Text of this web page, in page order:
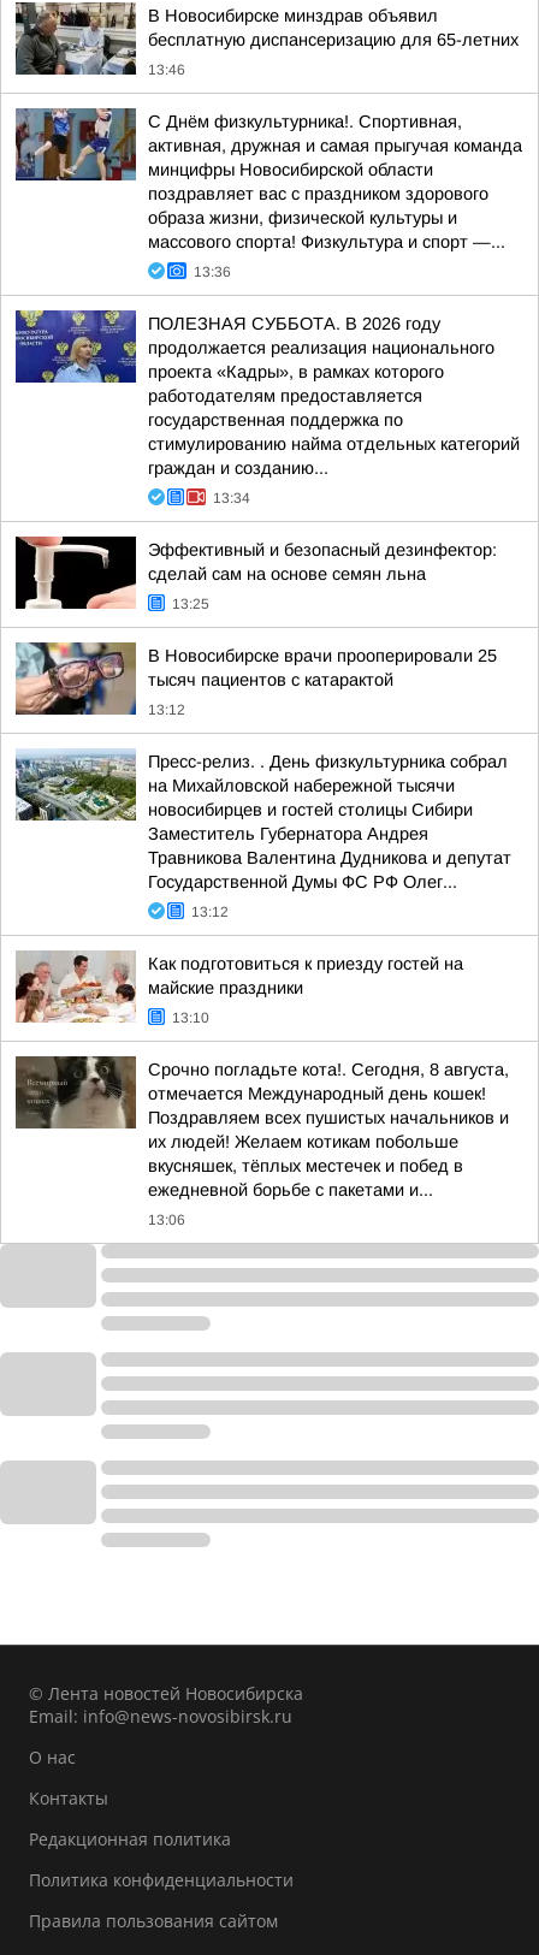
В Новосибирске минздрав объявил
бесплатную диспансеризацию для 65-летних
13:46
С Днём физкультурника!. Спортивная,
активная, дружная и самая прыгучая команда
минцифры Новосибирской области
поздравляет вас с праздником здорового
образа жизни, физической культуры и
массового спорта! Физкультура и спорт —...
13:36
ПОЛЕЗНАЯ СУББОТА. В 2026 году
продолжается реализация национального
проекта «Кадры», в рамках которого
работодателям предоставляется
государственная поддержка по
стимулированию найма отдельных категорий
граждан и созданию...
13:34
Эффективный и безопасный дезинфектор:
сделай сам на основе семян льна
13:25
В Новосибирске врачи прооперировали 25
тысяч пациентов с катарактой
13:12
Пресс-релиз. . День физкультурника собрал
на Михайловской набережной тысячи
новосибирцев и гостей столицы Сибири
Заместитель Губернатора Андрея
Травникова Валентина Дудникова и депутат
Государственной Думы ФС РФ Олег...
13:12
Как подготовиться к приезду гостей на
майские праздники
13:10
Срочно погладьте кота!. Сегодня, 8 августа,
отмечается Международный день кошек!
Поздравляем всех пушистых начальников и
их людей! Желаем котикам побольше
вкусняшек, тёплых местечек и побед в
ежедневной борьбе с пакетами и...
13:06
© Лента новостей Новосибирска
Email: info@news-novosibirsk.ru
О нас
Контакты
Редакционная политика
Политика конфиденциальности
Правила пользования сайтом